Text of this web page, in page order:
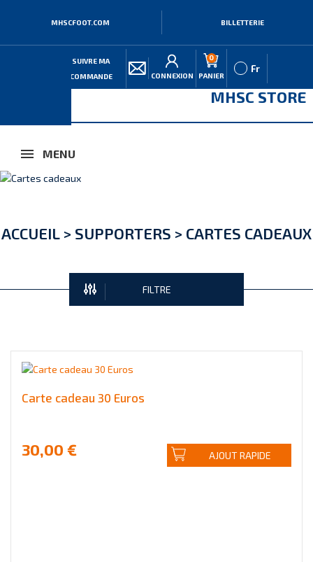
MHSCFOOT.COM BILLETTERIE
SUIVRE MA
COMMANDE
CONNEXION
0
PANIER
Fr
MHSC STORE
MENU
ACCUEIL > SUPPORTERS > CARTES CADEAUX
FILTRE
Carte cadeau 30 Euros
30,00 € AJOUT RAPIDE